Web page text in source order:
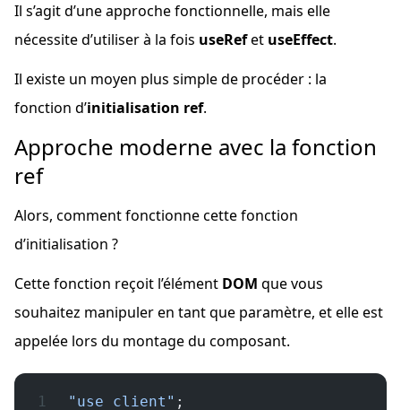
Il s’agit d’une approche fonctionnelle, mais elle
nécessite d’utiliser à la fois useRefet useEffect.
Il existe un moyen plus simple de procéder : la
fonction d’initialisation ref.
Approche moderne avec la fonction
ref
Alors, comment fonctionne cette fonction
d’initialisation ?
Cette fonction reçoit l’élément DOM que vous
souhaitez manipuler en tant que paramètre, et elle est
appelée lors du montage du composant.
"use client" ;